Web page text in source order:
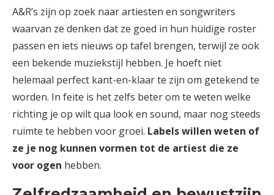
A&R’s zijn op zoek naar artiesten en songwriters
waarvan ze denken dat ze goed in hun huidige roster
passen en iets nieuws op tafel brengen, terwijl ze ook
een bekende muziekstijl hebben. Je hoeft niet
helemaal perfect kant-en-klaar te zijn om getekend te
worden. In feite is het zelfs beter om te weten welke
richting je op wilt qua look en sound, maar nog steeds
ruimte te hebben voor groei. Labels willen weten of
ze je nog kunnen vormen tot de artiest die ze
voor ogen hebben.